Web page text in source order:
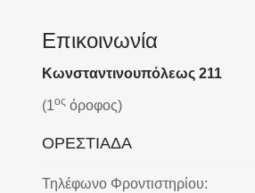
Επικοινωνία
Κωνσταντινουπόλεως 211
(1ος όροφος)
ΟΡΕΣΤΙΑΔΑ
Τηλέφωνο Φροντιστηρίου: